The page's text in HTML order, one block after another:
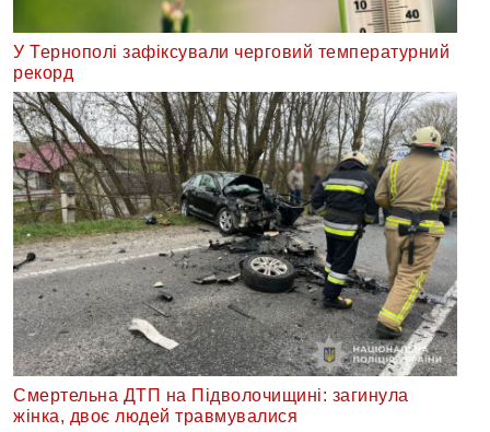
У Тернополі зафіксували черговий температурний
рекорд
Смертельна ДТП на Підволочищині: загинула
жінка, двоє людей травмувалися